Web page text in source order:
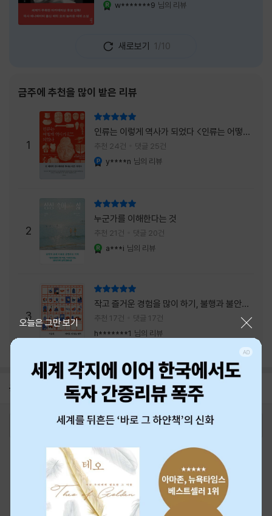
식장에서 똥을 싼 개. 이 책에는 몇 줄만 읽어도
넘어가 있었다. 소설을 읽으면서 잘 만든 단편
애니메이션 여러 편을 차례로 보는 기분이 들었
선명하게 그려졌고, 한 편이 끝날 때마다 질문
이 뒤따라왔다. 감출 수 없는 세계는 더 다정할
까 「등껍질」의 세계에서 사람들은 저마다 다른
등껍질을 달고 살아간다. 몸의 일부이면서 한
사람을 표현하는 수단
w*******9 님의 리뷰
새로보기 1/10
금주에 추천을 많이 받은 리뷰
1
인류는 이렇게 역사가 되었다 <인류는 어떻게
역사가 되었나>
추천 24건 댓글 25건
y****n 님의 리뷰
2
누군가를 이해한다는 것
추천 21건 댓글 20건
a***i 님의 리뷰
3
작고 즐거운 경험을 많이 하기, 불행과 불안을
회피하지 말기, 그리고 좋은 사람을 많이 만나
기.
추천 17건
댓글 17건
h*******1 님의 리뷰
공지 26년 NBCI 수상 안내
2026-08-01
오늘은 그만 보기
로그인 최근 본 상품 주문/배송
고객센터 1544-3800 티켓 1544-6399
중고샵 1566-4295
eBook 1:1문의/채팅상담
예스이십사(주) 사업자 정보
이용약관
개인정보처리방침
청소년보호정책
PC버전
회사소개 거래처관계자께